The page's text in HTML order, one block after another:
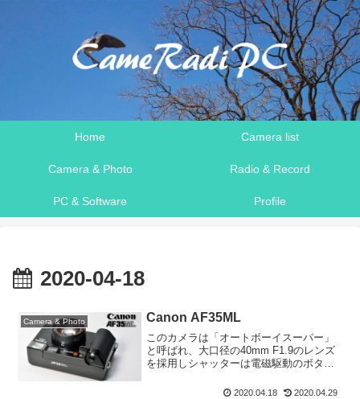
Home Camera list
Camera & Photo Radio & Record
PC & Software Profile
2020-04-18
Camera & Photo Canon AF35ML
このカメラは「オートボーイスーパー」
と呼ばれ、大口径の40mm F1.9のレンズ
を採用しシャッターは電磁駆動のボタン
による三角測量方式を採用した35mmサ
2020.04.18 2020.04.29